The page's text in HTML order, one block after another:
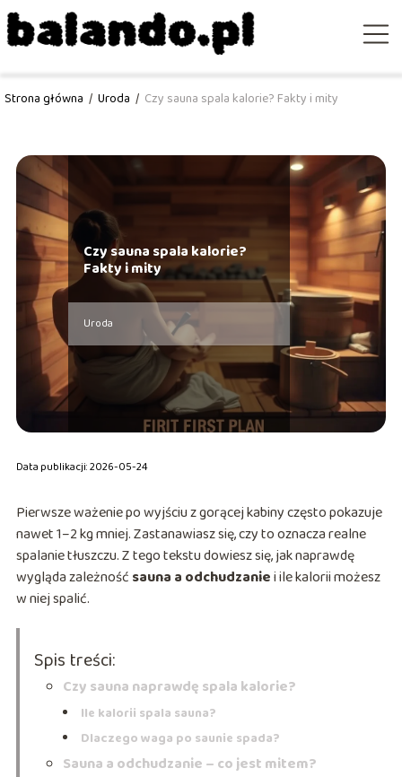
Strona główna / Uroda / Czy sauna spala kalorie? Fakty i mity
Czy sauna spala kalorie?
Fakty i mity
Uroda
Data publikacji: 2026-05-24
Pierwsze ważenie po wyjściu z gorącej kabiny często pokazuje
nawet 1–2 kg mniej. Zastanawiasz się, czy to oznacza realne
spalanie tłuszczu. Z tego tekstu dowiesz się, jak naprawdę
wygląda zależność sauna a odchudzaniei ile kalorii możesz
w niej spalić.
Spis treści:
Czy sauna naprawdę spala kalorie?
Ile kalorii spala sauna?
Dlaczego waga po saunie spada?
Sauna a odchudzanie – co jest mitem?